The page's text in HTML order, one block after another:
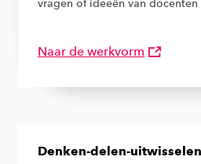
vragen of ideeën van
Naar de werkvorm
Denken-delen-uitwisselen